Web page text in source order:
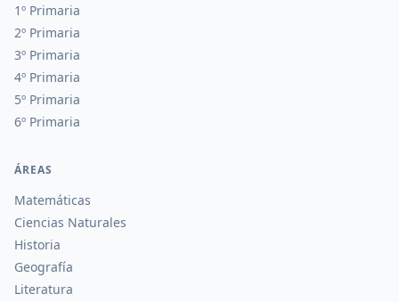
1º Primaria
2º Primaria
3º Primaria
4º Primaria
5º Primaria
6º Primaria
ÁREAS
Matemáticas
Ciencias Naturales
Historia
Geografía
Literatura